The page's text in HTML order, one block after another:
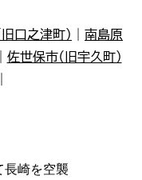
口之津町）
南島原
佐世保市（旧宇久町）
長崎を空襲